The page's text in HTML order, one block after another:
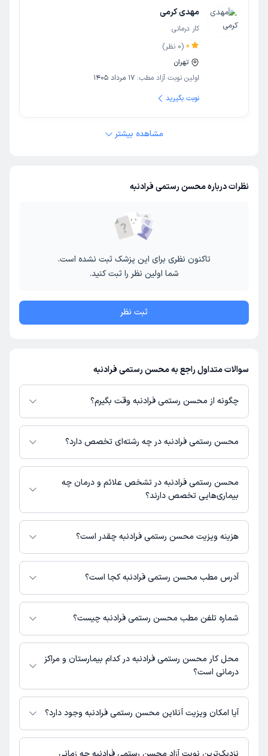
مهدی کرمی
کار درمانی
0
(
0 نظر)
تهران
اولین نوبت آزاد مطب: 17 مرداد 1405
نوبت بگیرید
مشاهده بیشتر
نظرات درباره محسن رستمی فرادنبه
تاکنون نظری برای این پزشک ثبت نشده است.
شما اولین نظر را ثبت کنید.
ثبت نظر
سوالات متداول راجع به محسن رستمی فرادنبه
چگونه از محسن رستمی فرادنبه وقت بگیرم؟
در صورتی کهمحسن رستمی فرادنبهدارای پروفایل فعال و نوبت‌دهی باز در
پلتفرم دکترتو باشند، می‌توانید از طریق این پلتفرم برای دریافت نوبت اقدام کنید.
آدرس مطب، شماره تماس، برنامه حضور در مطب، تصاویر پزشک، ساعات کاری و
سایر اطلاعات مرتبط با خدمات پزشکی و نوبت‌گیری ممکن است در پروفایل ایشان
در دکترتو در دسترس باشد
محسن رستمی فرادنبه در چه رشته‌ای تخصص دارد؟
محسن رستمی فرادنبه در رشته‌های زیر (پیراپزشکی) تخصص دارند:
محسن رستمی فرادنبه در تشخص علائم و درمان چه
بیماری‌هایی تخصص دارند؟
محسن رستمی فرادنبه در تشخیص علائم و درمان بیماری‌های مرتبط با کار درمانی
فعالیت می‌کنند.
هزینه ویزیت محسن رستمی فرادنبه چقدر است؟
برای اطلاع از هزینه ویزیت محسن رستمی فرادنبه، لازم است با مطب تماس
بگیرید.آدرس مطب محسن رستمی فرادنبه کجا است؟
اطلاعات مربوط به آدرس مطب محسن رستمی فرادنبه در حال حاضر در دسترس
نیست. برای دریافت اطلاعات دقیق‌تر، لطفاً با مطب تماس بگیرید.
شماره تلفن مطب محسن رستمی فرادنبه چیست؟
شماره تماس مطب محسن رستمی فرادنبه در حال حاضر در این صفحه ثبت
نشده است.
محل کار محسن رستمی فرادنبه در کدام بیمارستان و مراکز
درمانی است؟
اطلاعاتی درباره محل فعالیت محسن رستمی فرادنبه در مراکز درمانی در دسترس
نیست.
آیا امکان ویزیت آنلاین محسن رستمی فرادنبه وجود دارد؟
در حال حاضر اطلاعاتی درباره ارائه ویزیت آنلاین توسط محسن رستمی فرادنبه در
دسترس نیست. برای دریافت اطلاعات دقیق‌تر، لطفاً با مطب تماس بگیرید.